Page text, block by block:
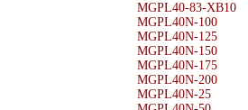
MGPL40-83-XB10
MGPL40N-100
MGPL40N-125
MGPL40N-150
MGPL40N-175
MGPL40N-200
MGPL40N-25